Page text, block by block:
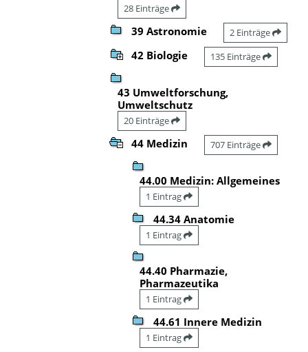
28 Einträge
39 Astronomie 2 Einträge
42 Biologie 135 Einträge
43 Umweltforschung,
Umweltschutz
20 Einträge
44 Medizin 707 Einträge
44.00 Medizin: Allgemeines
1 Eintrag
44.34 Anatomie
1 Eintrag
44.40 Pharmazie,
Pharmazeutika
1 Eintrag
44.61 Innere Medizin
1 Eintrag